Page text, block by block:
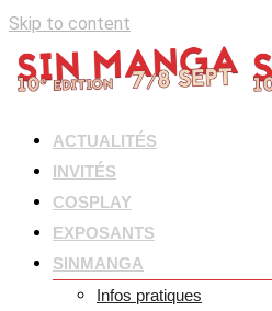
Skip to content
ACTUALITÉS
INVITÉS
COSPLAY
EXPOSANTS
SINMANGA
Infos pratiques